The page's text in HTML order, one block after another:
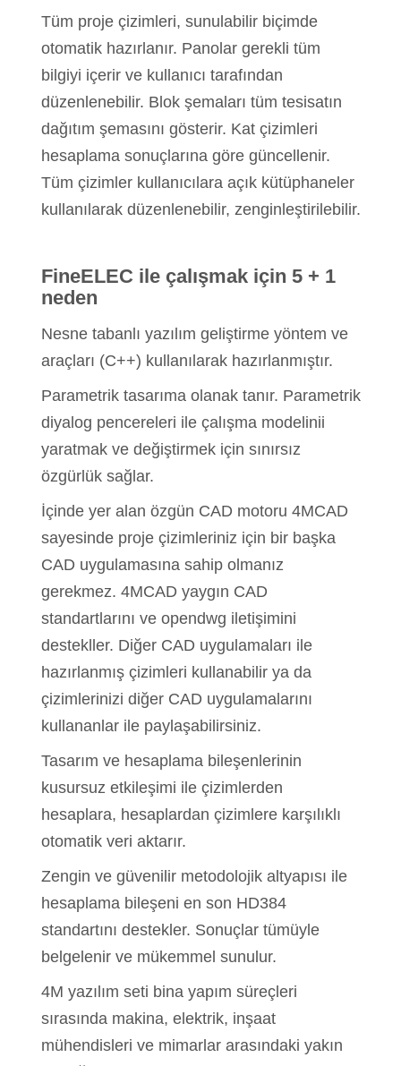
Tüm proje çizimleri, sunulabilir biçimde
otomatik hazırlanır. Panolar gerekli tüm
bilgiyi içerir ve kullanıcı tarafından
düzenlenebilir. Blok şemaları tüm tesisatın
dağıtım şemasını gösterir. Kat çizimleri
hesaplama sonuçlarına göre güncellenir.
Tüm çizimler kullanıcılara açık kütüphaneler
kullanılarak düzenlenebilir, zenginleştirilebilir.
FineELEC ile çalışmak için 5 + 1
neden
Nesne tabanlı yazılım geliştirme yöntem ve
araçları (C++) kullanılarak hazırlanmıştır.
Parametrik tasarıma olanak tanır. Parametrik
diyalog pencereleri ile çalışma modelinii
yaratmak ve değiştirmek için sınırsız
özgürlük sağlar.
İçinde yer alan özgün CAD motoru 4MCAD
sayesinde proje çizimleriniz için bir başka
CAD uygulamasına sahip olmanız
gerekmez. 4MCAD yaygın CAD
standartlarını ve opendwg iletişimini
destekller. Diğer CAD uygulamaları ile
hazırlanmış çizimleri kullanabilir ya da
çizimlerinizi diğer CAD uygulamalarını
kullananlar ile paylaşabilirsiniz.
Tasarım ve hesaplama bileşenlerinin
kusursuz etkileşimi ile çizimlerden
hesaplara, hesaplardan çizimlere karşılıklı
otomatik veri aktarır.
Zengin ve güvenilir metodolojik altyapısı ile
hesaplama bileşeni en son HD384
standartını destekler. Sonuçlar tümüyle
belgelenir ve mükemmel sunulur.
4M yazılım seti bina yapım süreçleri
sırasında makina, elektrik, inşaat
mühendisleri ve mimarlar arasındaki yakın